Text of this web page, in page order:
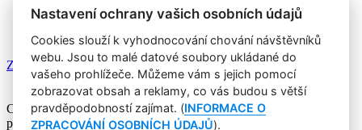
veškerému obsahu Marketing Journalu.
Zapomněli jste heslo?
Copyright © 2004-2020 Focus Agency, s.r.o. Plné znění licenčních
podmínek. ISSN 1803-957X
Nastavení ochrany vašich osobních údajů
Cookies slouží k vyhodnocování chování návštěvníků
webu. Jsou to malé datové soubory ukládané do
vašeho prohlížeče. Můžeme vám s jejich pomocí
zobrazovat obsah a reklamy, co vás budou s větší
pravděpodobností zajímat. (INFORMACE O
ZPRACOVÁNÍ OSOBNÍCH ÚDAJŮ).